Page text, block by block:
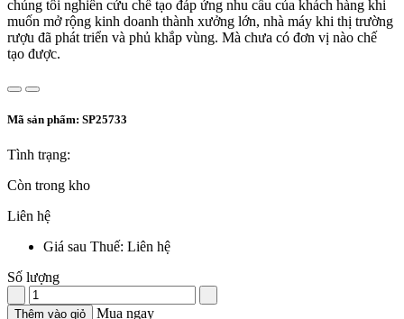
chúng tôi nghiên cứu chế tạo đáp ứng nhu cầu của khách hàng khi
muốn mở rộng kinh doanh thành xưởng lớn, nhà máy khi thị trường
rượu đã phát triển và phủ khắp vùng. Mà chưa có đơn vị nào chế
tạo được.
Mã sản phẩm: SP25733
Tình trạng:
Còn trong kho
Liên hệ
Giá sau Thuế: Liên hệ
Số lượng
Thêm vào giỏ Mua ngay